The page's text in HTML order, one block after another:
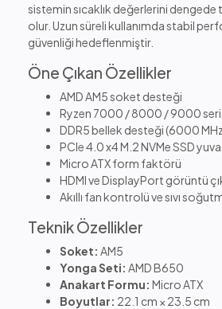
sistemin sıcaklık değerlerini dengede
olur. Uzun süreli kullanımda stabil
güvenliği hedeflenmiştir.
Öne Çıkan Özellikler
AMD AM5 soket desteği
Ryzen 7000 / 8000 / 9000
DDR5 bellek desteği (6000
PCIe 4.0 x4 M.2 NVMe SSD
Micro ATX form faktörü
HDMI ve DisplayPort görüntü
Akıllı fan kontrolü ve sıvı
Teknik Özellikler
Soket: AM5
Yonga Seti: AMD B650
Anakart Formu: Micro ATX
Boyutlar: 22.1 cm × 23.5 cm